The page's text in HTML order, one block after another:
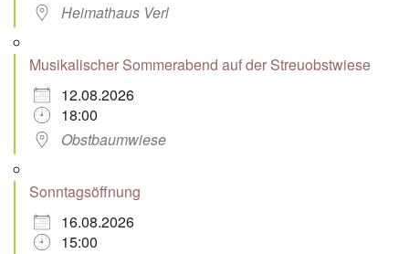
Heimathaus Verl
Musikalischer Sommerabend auf der Streuobstwiese
12.08.2026
18:00
Obstbaumwiese
Sonntagsöffnung
16.08.2026
15:00